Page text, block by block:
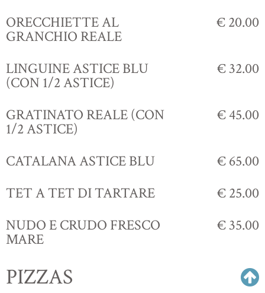
ORECCHIETTE AL
GRANCHIO REALE
€ 20.00
LINGUINE ASTICE BLU
(CON 1/2 ASTICE)
€ 32.00
GRATINATO REALE (CON
1/2 ASTICE)
€ 45.00
CATALANA ASTICE BLU
€ 65.00
TET A TET DI TARTARE
€ 25.00
NUDO E CRUDO FRESCO
MARE
€ 35.00
PIZZAS